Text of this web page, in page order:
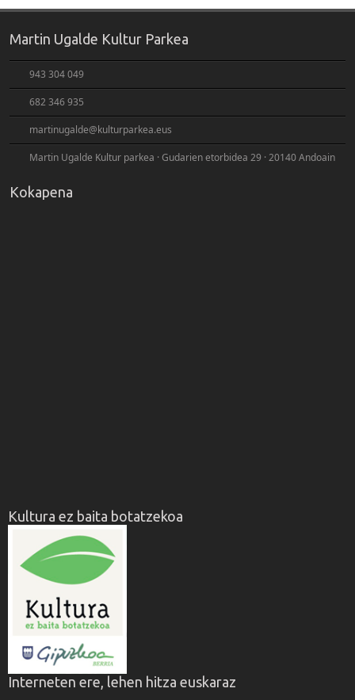
Martin Ugalde Kultur Parkea
943 304 049
682 346 935
martinugalde@kulturparkea.eus
Martin Ugalde Kultur parkea · Gudarien etorbidea 29 · 20140 Andoain
Kokapena
Kultura ez baita botatzekoa
Interneten ere, lehen hitza euskaraz